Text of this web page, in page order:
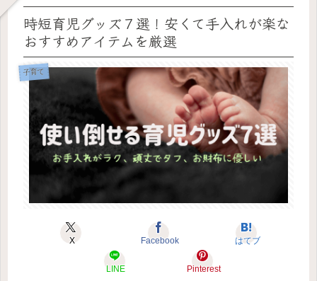
時短育児グッズ７選！安くて手入れが楽な
おすすめアイテムを厳選
子育て
X Facebook はてブ
LINE Pinterest